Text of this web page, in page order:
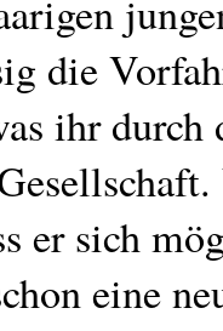
die
ihr
er sich
eine